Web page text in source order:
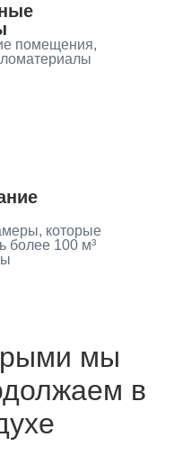
помещения,
которые
более 100 м³
мы
в